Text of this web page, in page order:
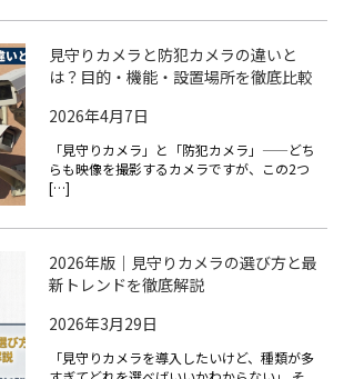
見守りカメラと防犯カメラの違いと
は？目的・機能・設置場所を徹底比較
2026年4月7日
「見守りカメラ」と「防犯カメラ」——どち
らも映像を撮影するカメラですが、この2つ
[…]
2026年版｜見守りカメラの選び方と最
新トレンドを徹底解説
2026年3月29日
「見守りカメラを導入したいけど、種類が多